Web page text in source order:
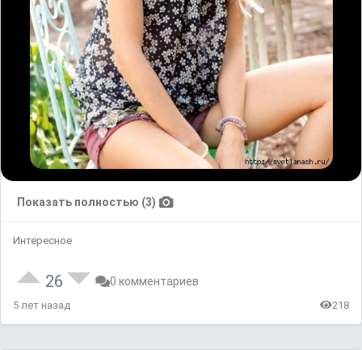
Показать полностью (3)
Интересное
26 0 комментариев
5 лет назад 218